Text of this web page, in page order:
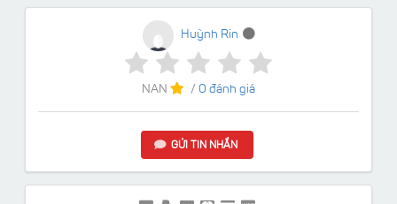
Huỳnh Rin
NAN / 0 đánh giá
GỬI TIN NHẮN